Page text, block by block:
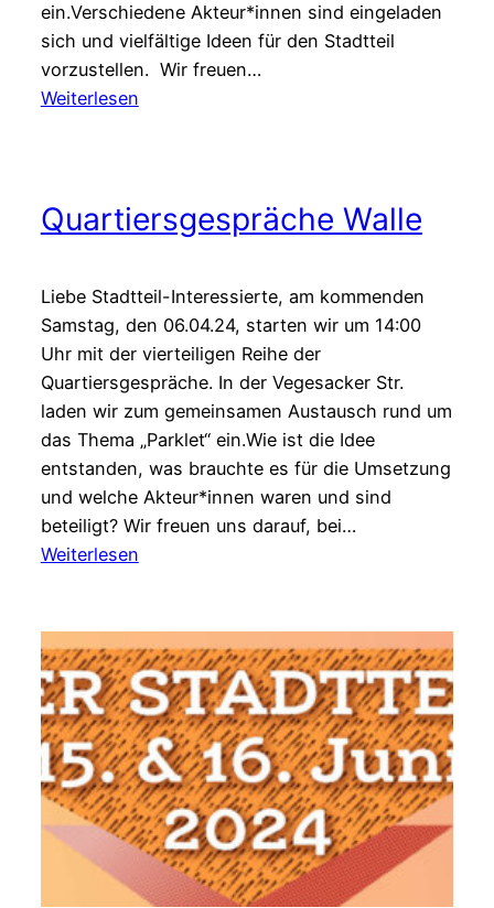
ein.Verschiedene Akteur*innen sind eingeladen
sich und vielfältige Ideen für den Stadtteil
vorzustellen. Wir freuen…
Weiterlesen:
Quartiersgespräche Walle
Liebe Stadtteil-Interessierte, am kommenden
Samstag, den 06.04.24, starten wir um 14:00
Uhr mit der vierteiligen Reihe der
Quartiersgespräche. In der Vegesacker Str.
laden wir zum gemeinsamen Austausch rund um
das Thema „Parklet“ ein.Wie ist die Idee
entstanden, was brauchte es für die Umsetzung
und welche Akteur*innen waren und sind
beteiligt? Wir freuen uns darauf, bei…
Weiterlesen: